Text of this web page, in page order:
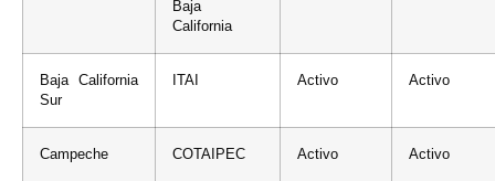
Baja
California
Baja California
Sur
ITAI Activo Activo
Campeche COTAIPEC Activo Activo